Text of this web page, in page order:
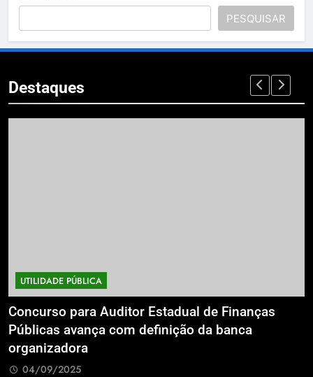
PESQUISAR
Destaques
para Auditor Estadual de Finanças
com definição da banca
Educação
Paulowski